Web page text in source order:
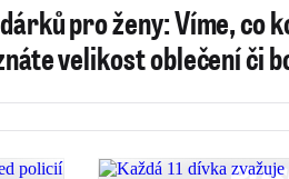
pro ženy: Víme, co
velikost oblečení či